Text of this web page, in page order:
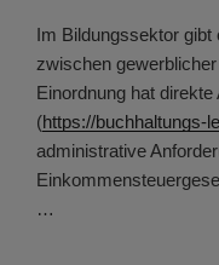
Im Bildungssektor
zwischen
Einordnung hat
(https://buchhaltungs-
administrative
…